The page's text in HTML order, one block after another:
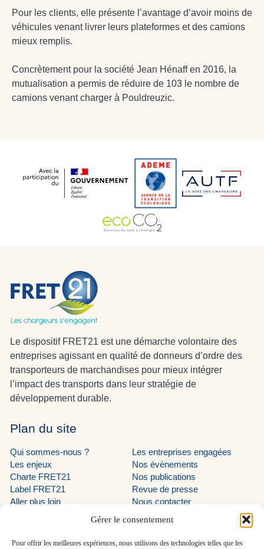
Gérer le consentement
Pour offrir les meilleures expériences, nous utilisons des technologies telles que les
Pour les clients, elle présente l’avantage d’avoir moins de
véhicules venant livrer leurs plateformes et des camions
mieux remplis.
Concrètement pour la société Jean Hénaff en 2016, la
mutualisation a permis de réduire de 103 le nombre de
camions venant charger à Pouldreuzic.
Le dispositif FRET21 est une démarche volontaire des
entreprises agissant en qualité de donneurs d’ordre des
transporteurs de marchandises pour mieux intégrer
l’impact des transports dans leur stratégie de
développement durable.
Plan du site
Qui sommes-nous ?
Les enjeux
Charte FRET21
Label FRET21
Aller plus loin
Les entreprises engagées
Nos évènements
Nos publications
Revue de presse
Nous contacter
LinkedIn programme EVE